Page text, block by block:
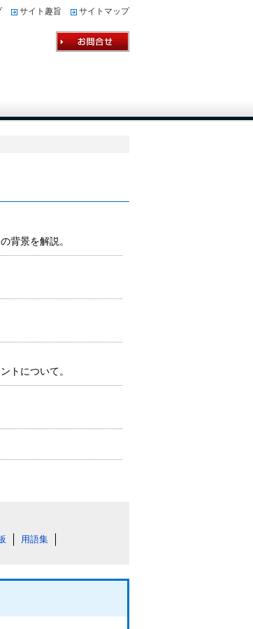
サイト趣旨 サイトマップ
背景を解説。
トについて。
用語集